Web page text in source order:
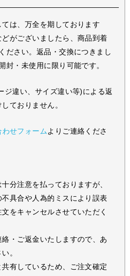
は、万全を期しております
がございましたら、商品到着
ださい。返品・交換につきまし
封・未使用に限り可能です。
ジ違い、サイズ違い等)による返
ておりません。
わせフォーム よりご連絡くださ
分注意を払っておりますが、
具合や人為的ミスにより誤表
をキャンセルさせていただく
・ご返金いたしますので、あ
。
共有しているため、ご注文確定